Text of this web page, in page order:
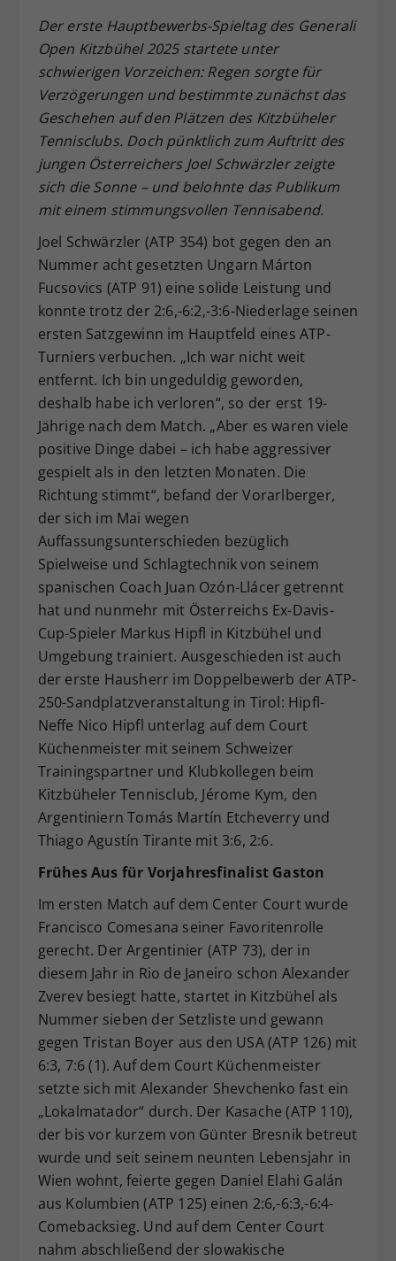
Der erste Hauptbewerbs-Spieltag des Generali
Open Kitzbühel 2025 startete unter
schwierigen Vorzeichen:Regen sorgte für
Verzögerungen und bestimmte zunächst das
Geschehen auf den Plätzen des Kitzbüheler
Tennisclubs. Doch pünktlich zum Auftritt des
jungen Österreichers Joel Schwärzler zeigte
sich die Sonne – und belohnte das Publikum
mit einem stimmungsvollen Tennisabend.
Joel Schwärzler (ATP 354) bot gegen den an
Nummer acht gesetzten Ungarn Márton
Fucsovics (ATP 91) eine solide Leistung und
konnte trotz der 2:6,-6:2,-3:6-Niederlage seinen
ersten Satzgewinn im Hauptfeld eines ATP-
Turniers verbuchen. „Ich war nicht weit
entfernt. Ich bin ungeduldig geworden,
deshalb habe ich verloren“, so der erst 19-
Jährige nach dem Match. „Aber es waren viele
positive Dinge dabei – ich habe aggressiver
gespielt als in den letzten Monaten. Die
Richtung stimmt“, befand der Vorarlberger,
der sich im Mai wegen
Auffassungsunterschieden bezüglich
Spielweise und Schlagtechnik von seinem
spanischen Coach Juan Ozón-Llácer getrennt
hat und nunmehr mit Österreichs Ex-Davis-
Cup-Spieler Markus Hipfl in Kitzbühel und
Umgebung trainiert. Ausgeschieden ist auch
der erste Hausherr im Doppelbewerb der ATP-
250-Sandplatzveranstaltung in Tirol: Hipfl-
Neffe Nico Hipfl unterlag auf dem Court
Küchenmeister mit seinem Schweizer
Trainingspartner und Klubkollegen beim
Kitzbüheler Tennisclub, Jérome Kym, den
Argentiniern Tomás Martín Etcheverry und
Thiago Agustín Tirante mit 3:6, 2:6.
Frühes Aus für Vorjahresfinalist Gaston
Im ersten Match auf dem Center Court wurde
Francisco Comesana seiner Favoritenrolle
gerecht. Der Argentinier (ATP 73), der in
diesem Jahr in Rio de Janeiro schon Alexander
Zverev besiegt hatte, startet in Kitzbühel als
Nummer sieben der Setzliste und gewann
gegen Tristan Boyer aus den USA (ATP 126) mit
6:3, 7:6 (1). Auf dem Court Küchenmeister
setzte sich mit Alexander Shevchenko fast ein
„Lokalmatador“ durch. Der Kasache (ATP 110),
der bis vor kurzem von Günter Bresnik betreut
wurde und seit seinem neunten Lebensjahr in
Wien wohnt, feierte gegen Daniel Elahi Galán
aus Kolumbien (ATP 125) einen 2:6,-6:3,-6:4-
Comebacksieg. Und auf dem Center Court
nahm abschließend der slowakische
Zweck
Dieser Wert speichert Ihre Consent-
Einstellungen. Unter anderem eine
historische Speicherung Ihrer
vorgenommen Einstellungen, falls der
Webseiten-Betreiber dies eingestellt
hat.